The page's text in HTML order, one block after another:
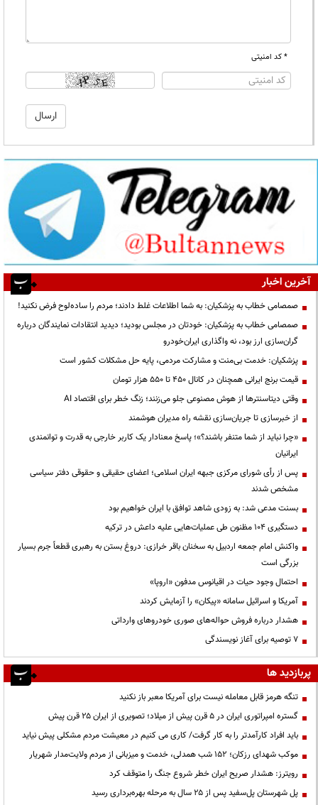
* کد امنیتی
آخرین اخبار
صمصامی خطاب به پزشکیان: به شما اطلاعات غلط دادند؛ مردم را ساده‌لوح فرض نکنید!
صمصامی خطاب به پزشکیان: خودتان در مجلس بودید؛ دیدید انتقادات نمایندگان درباره
گران‌سازی ارز بود، نه واگذاری ایران‌خودرو
پزشکیان: خدمت بی‌منت و مشارکت مردمی، پایه حل مشکلات کشور است
قیمت‌ برنج ایرانی همچنان در کانال ۴۵۰ تا ۵۵۰ هزار تومان
وقتی دیتاسنترها از هوش مصنوعی جلو می‌زنند؛ زنگ خطر برای اقتصاد AI
از خبرسازی تا جریان‌سازی نقشه راه مدیران هوشمند
«چرا نباید از شما متنفر باشند؟»؛ پاسخ معنادار یک کاربر خارجی به قدرت و توانمندی
ایرانیان
پس از رأی شورای مرکزی جبهه ایران اسلامی؛ اعضای حقیقی و حقوقی دفتر سیاسی
مشخص شدند
بسنت مدعی شد: به زودی شاهد توافق با ایران خواهیم بود
دستگیری ۱۰۴ مظنون طی عملیات‌هایی علیه داعش در ترکیه
واکنش امام جمعه اردبیل به سخنان باقر خرازی: دروغ بستن به رهبری قطعاً جرم بسیار
بزرگی است
احتمال وجود حیات در اقیانوس مدفون «اروپا»
آمریکا و اسرائیل سامانه «پیکان» را آزمایش کردند
هشدار درباره فروش حواله‌های صوری خودروهای وارداتی
۷ توصیه برای آغاز نویسندگی
پربازدید ها
تنگه هرمز قابل معامله نیست برای آمریکا معبر باز نکنید
گستره امپراتوری ایران در ۵ قرن پیش از میلاد؛ تصویری از ایران ۲۵ قرن پیش
باید افراد کارآمدتر را به کار گرفت/ کاری می کنیم در معیشت مردم مشکلی پیش نیاید
موکب شهدای رزکان؛ ۱۵۲ شب همدلی، خدمت و میزبانی از مردم ولایت‌مدار شهریار
رویترز: هشدار صریح ایران خطر شروع جنگ را متوقف کرد
پل شهرستان پل‌سفید پس از ۲۵ سال به مرحله بهره‌برداری رسید